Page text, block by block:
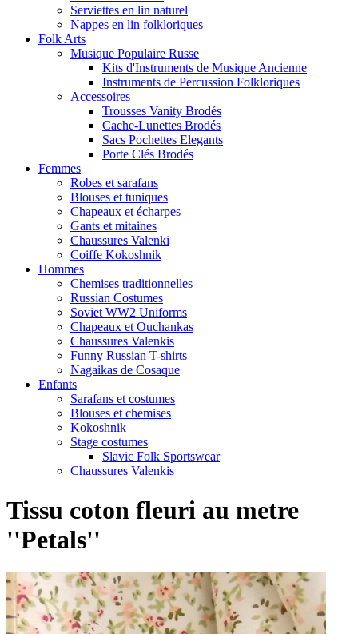
Serviettes en lin naturel
Nappes en lin folkloriques
Folk Arts
Musique Populaire Russe
Kits d'Instruments de Musique Ancienne
Instruments de Percussion Folkloriques
Accessoires
Trousses Vanity Brodés
Cache-Lunettes Brodés
Sacs Pochettes Elegants
Porte Clés Brodés
Femmes
Robes et sarafans
Blouses et tuniques
Chapeaux et écharpes
Gants et mitaines
Chaussures Valenki
Coiffe Kokoshnik
Hommes
Chemises traditionnelles
Russian Costumes
Soviet WW2 Uniforms
Chapeaux et Ouchankas
Chaussures Valenkis
Funny Russian T-shirts
Nagaikas de Cosaque
Enfants
Sarafans et costumes
Blouses et chemises
Kokoshnik
Stage costumes
Slavic Folk Sportswear
Chaussures Valenkis
Tissu coton fleuri au metre
''Petals''